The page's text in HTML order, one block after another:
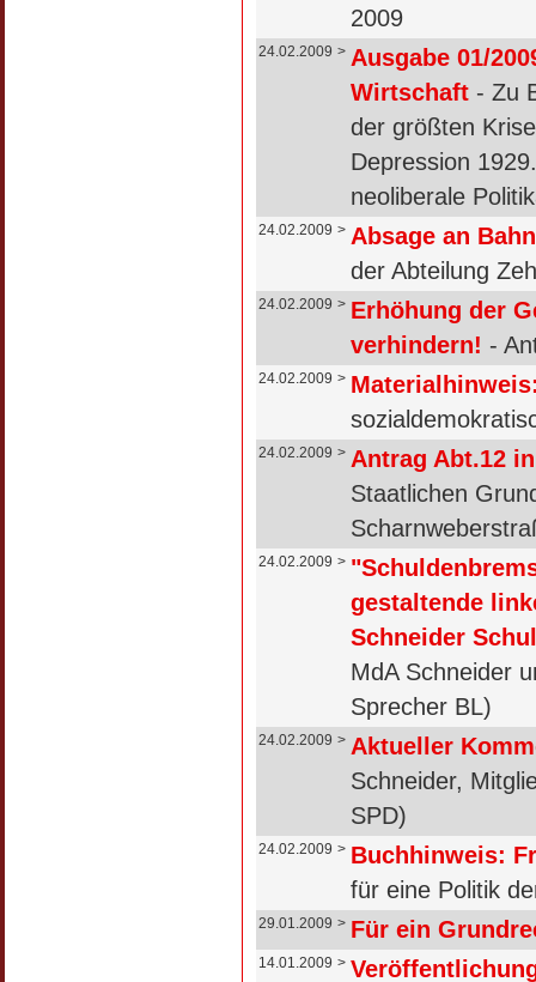
2009
24.02.2009 > Ausgabe 01/
Wirtschaft - Zu
der größten
Depression
neoliberale
24.02.2009 > Absage an
der Abteilung
24.02.2009 > Erhöhung der
verhindern! -
24.02.2009 >
24.02.2009 > Antrag Abt.12
Staatlichen
24.02.2009 >
gestaltende
Schneider
MdA Schneider
Sprecher BL)
24.02.2009 > Aktueller
Schneider,
SPD)
24.02.2009 > Buchhinweis:
für eine Politik
29.01.2009 > Für ein
14.01.2009 >